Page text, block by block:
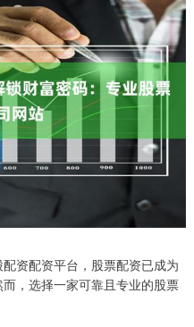
资配资平台，股票配资已成为
，选择一家可靠且专业的股票